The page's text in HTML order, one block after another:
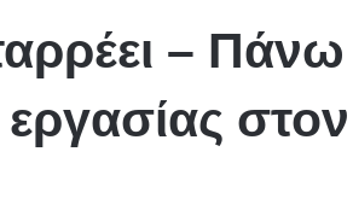
–
εργασίας